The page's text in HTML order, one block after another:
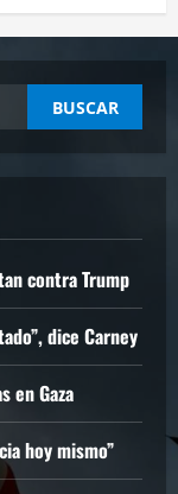
contra Trump
dice Carney
en Gaza
hoy mismo”